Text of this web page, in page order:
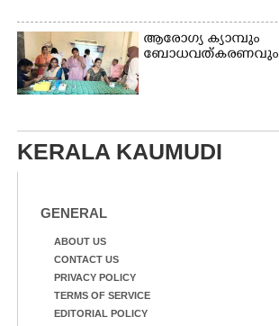
ആരോഗ്യ ക്യാമ്പും
ബോധവത്കരണവും
KERALA KAUMUDI
GENERAL
ABOUT US
CONTACT US
PRIVACY POLICY
TERMS OF SERVICE
EDITORIAL POLICY